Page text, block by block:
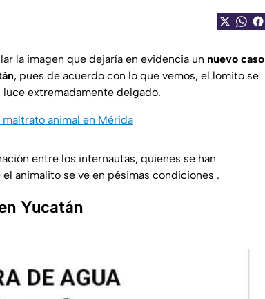
la imagen que dejaría en evidencia un nuevo caso
, pues de acuerdo con lo que vemos, el lomito se
extremadamente delgado.
animal en Mérida
entre los internautas, quienes se han
animalito se ve en pésimas condiciones .
Yucatán